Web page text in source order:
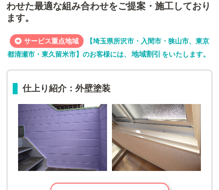
わせた最適な組み合わせをご提案・施工しており
ます。
サービス重点地域
【埼玉県所沢市・入間市・狭山市、東京
都清瀬市・東久留米市】のお客様には、
地域割引 をいたします。
仕上り紹介：外壁塗装